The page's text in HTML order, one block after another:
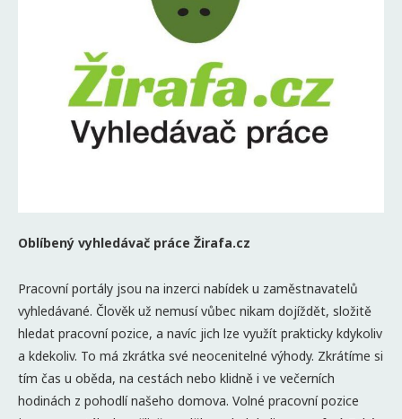
Oblíbený vyhledávač práce Žirafa.cz
Pracovní portály jsou na inzerci nabídek u zaměstnavatelů
vyhledávané. Člověk už nemusí vůbec nikam dojíždět, složitě
hledat pracovní pozice, a navíc jich lze využít prakticky kdykoliv
a kdekoliv. To má zkrátka své neocenitelné výhody. Zkrátíme si
tím čas u oběda, na cestách nebo klidně i ve večerních
hodinách z pohodlí našeho domova. Volné pracovní pozice